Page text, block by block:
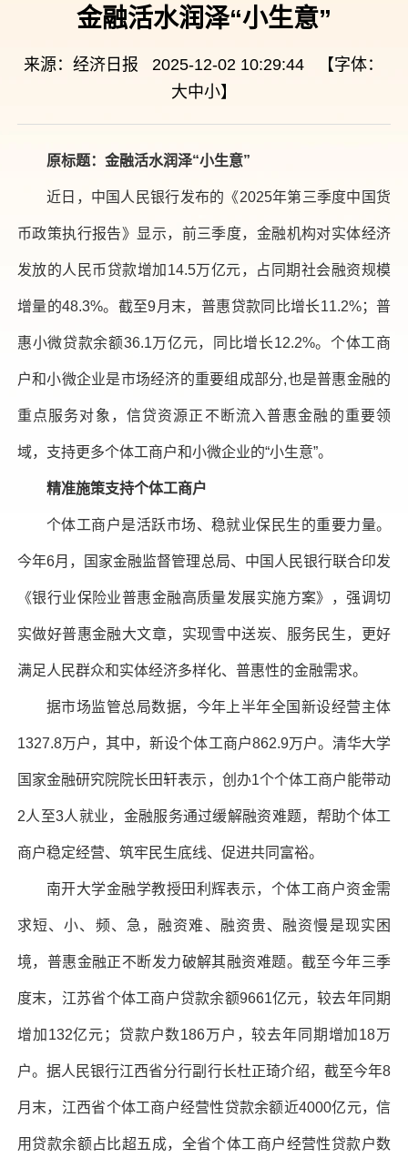
金融活水润泽“小生意”
来源：经济日报 2025-12-02 10:29:44 【字体：
大中小】
原标题：金融活水润泽“小生意”
近日，中国人民银行发布的《2025年第三季度中国货
币政策执行报告》显示，前三季度，金融机构对实体经济
发放的人民币贷款增加14.5万亿元，占同期社会融资规模
增量的48.3%。截至9月末，普惠贷款同比增长11.2%；普
惠小微贷款余额36.1万亿元，同比增长12.2%。个体工商
户和小微企业是市场经济的重要组成部分,也是普惠金融的
重点服务对象，信贷资源正不断流入普惠金融的重要领
域，支持更多个体工商户和小微企业的“小生意”。
精准施策支持个体工商户
个体工商户是活跃市场、稳就业保民生的重要力量。
今年6月，国家金融监督管理总局、中国人民银行联合印发
《银行业保险业普惠金融高质量发展实施方案》，强调切
实做好普惠金融大文章，实现雪中送炭、服务民生，更好
满足人民群众和实体经济多样化、普惠性的金融需求。
据市场监管总局数据，今年上半年全国新设经营主体
1327.8万户，其中，新设个体工商户862.9万户。清华大学
国家金融研究院院长田轩表示，创办1个个体工商户能带动
2人至3人就业，金融服务通过缓解融资难题，帮助个体工
商户稳定经营、筑牢民生底线、促进共同富裕。
南开大学金融学教授田利辉表示，个体工商户资金需
求短、小、频、急，融资难、融资贵、融资慢是现实困
境，普惠金融正不断发力破解其融资难题。截至今年三季
度末，江苏省个体工商户贷款余额9661亿元，较去年同期
增加132亿元；贷款户数186万户，较去年同期增加18万
户。据人民银行江西省分行副行长杜正琦介绍，截至今年8
月末，江西省个体工商户经营性贷款余额近4000亿元，信
用贷款余额占比超五成，全省个体工商户经营性贷款户数